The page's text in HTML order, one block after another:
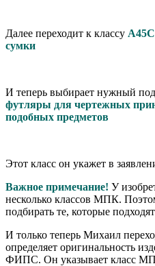
Далее переходит к классу
сумки
И теперь выбирает нужный
футляры для чертежных
подобных предметов
Этот класс он укажет в
Важное примечание! У
несколько классов МПК.
подбирать те, которые
И только теперь Михаил
определяет оригинальность
ФИПС. Он указывает класс